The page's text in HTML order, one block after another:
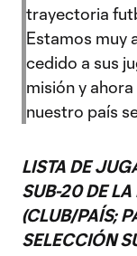
trayectoria
Estamos muy
cedido a sus
misión y
nuestro país
LISTA DE
SUB-20 DE LA
(CLUB/PAÍS;
SELECCIÓN